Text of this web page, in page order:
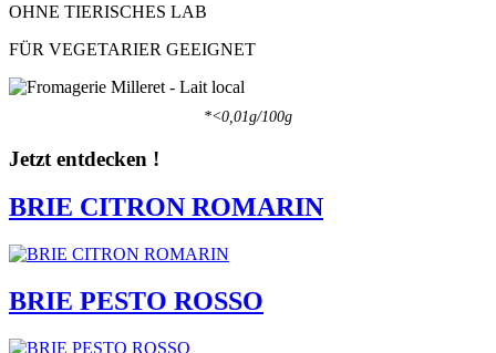
OHNE TIERISCHES LAB
FÜR VEGETARIER GEEIGNET
*<0,01g/100g
Jetzt entdecken !
BRIE CITRON ROMARIN
BRIE PESTO ROSSO